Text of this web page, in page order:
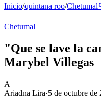
Inicio/quintana roo/Chetumal
Chetumal
"Que se lave la
Marybel Villegas
A
Ariadna Lira·5 de octubre de